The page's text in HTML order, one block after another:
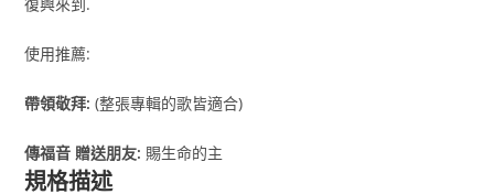
使用推薦:
帶領敬拜: (整張專輯的歌皆適合)
傳福音 贈送朋友: 賜生命的主
規格描述